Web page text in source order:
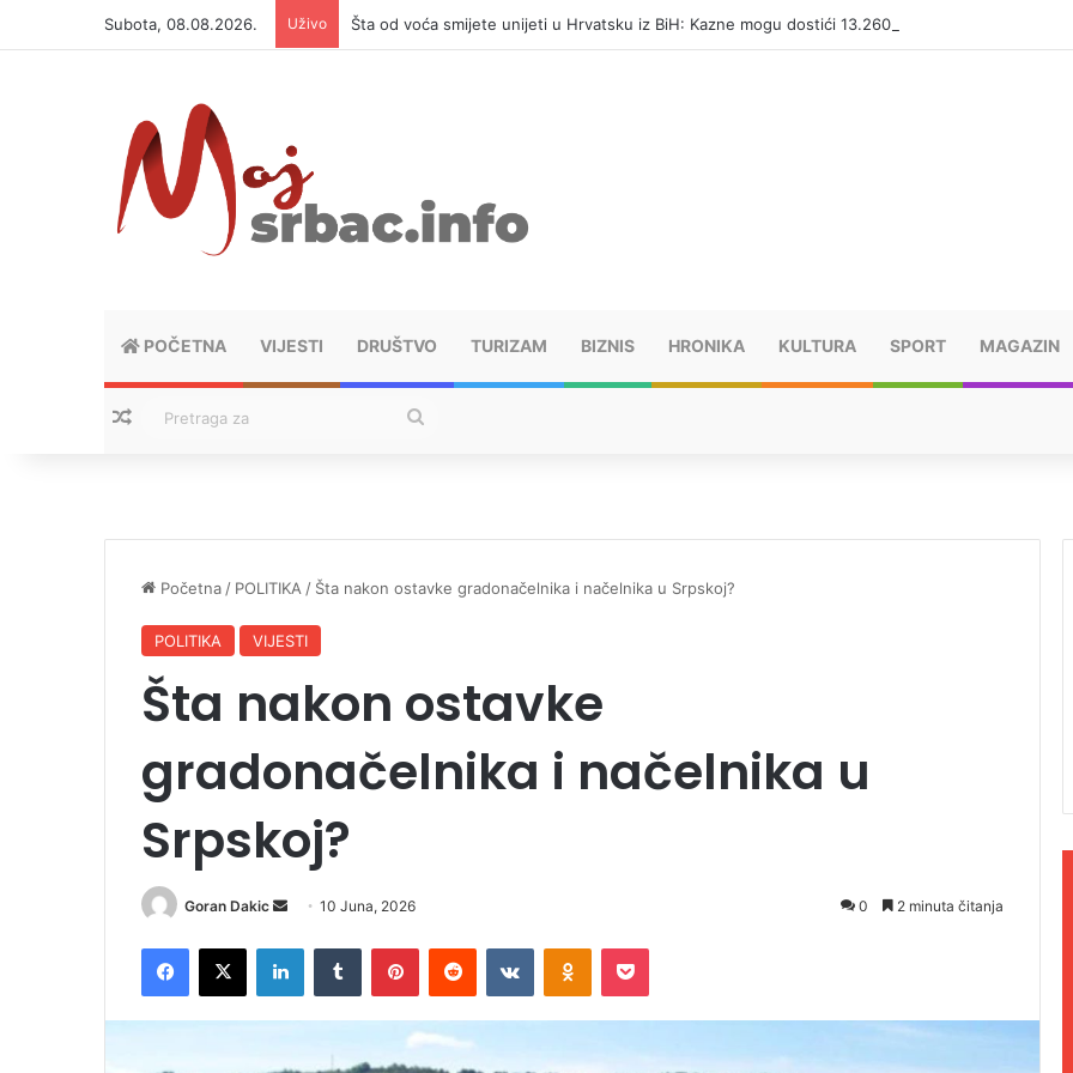
Subota, 08.08.2026. Uživo Šta od voća smijete unijeti u Hrvatsku iz BiH: Kazne mogu dostići 13.260 evra
POČETNA VIJESTI DRUŠTVO TURIZAM BIZNIS HRONIKA KULTURA SPORT MAGAZIN
Nasumični tekstovi
Početna / POLITIKA / Šta nakon ostavke gradonačelnika i načelnika u Srpskoj?
POLITIKA VIJESTI
Šta nakon ostavke
gradonačelnika i načelnika u
Srpskoj?
Goran Dakic
a
10 Juna, 2026 0 2 minuta čitanja